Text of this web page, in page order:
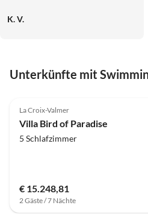
K. V.
Unterkünfte mit
La Croix-Valmer
Villa Bird of Paradise
5 Schlafzimmer
€ 15.248,81
2 Gäste / 7 Nächte